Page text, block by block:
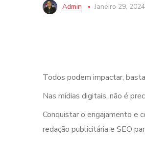
Admin Janeiro 29, 2024
Todos podem impactar,
Nas mídias digitais, não é
Conquistar o engajamento e
redação publicitária e SEO